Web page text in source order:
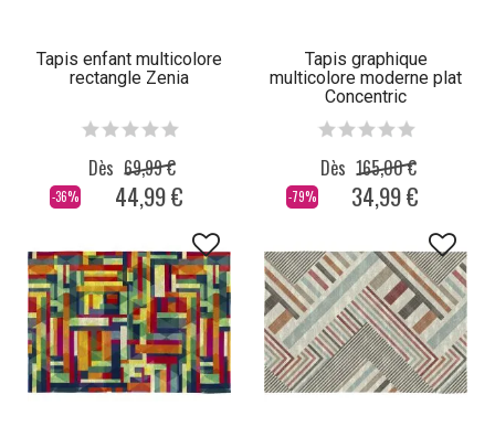
Tapis enfant multicolore
rectangle Zenia
-36%
Dès 69,99 €
44,99 €
Tapis graphique
multicolore moderne plat
Concentric
-79%
Dès 165,00 €
34,99 €